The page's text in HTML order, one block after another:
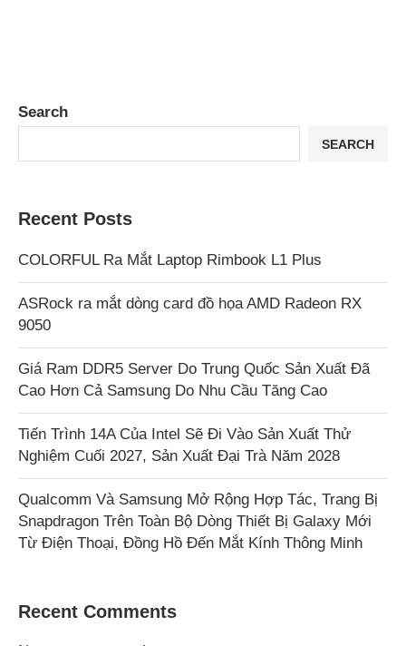
Search
SEARCH
Recent Posts
COLORFUL Ra Mắt Laptop Rimbook L1 Plus
ASRock ra mắt dòng card đồ họa AMD Radeon RX
9050
Giá Ram DDR5 Server Do Trung Quốc Sản Xuất Đã
Cao Hơn Cả Samsung Do Nhu Cầu Tăng Cao
Tiến Trình 14A Của Intel Sẽ Đi Vào Sản Xuất Thử
Nghiệm Cuối 2027, Sản Xuất Đại Trà Năm 2028
Qualcomm Và Samsung Mở Rộng Hợp Tác, Trang Bị
Snapdragon Trên Toàn Bộ Dòng Thiết Bị Galaxy Mới
Từ Điện Thoại, Đồng Hồ Đến Mắt Kính Thông Minh
Recent Comments